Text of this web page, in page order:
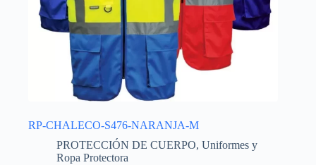
RP-CHALECO-S476-NARANJA-M
PROTECCIÓN DE CUERPO, Uniformes y
Ropa Protectora